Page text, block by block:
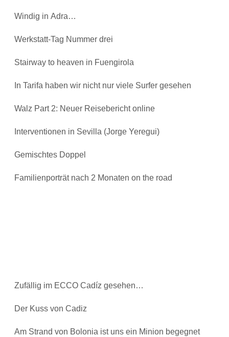
Windig in Adra…
Werkstatt-Tag Nummer drei
Stairway to heaven in Fuengirola
In Tarifa haben wir nicht nur viele Surfer gesehen
Walz Part 2: Neuer Reisebericht online
Interventionen in Sevilla (Jorge Yeregui)
Gemischtes Doppel
Familienporträt nach 2 Monaten on the road
Zufällig im ECCO Cadíz gesehen…
Der Kuss von Cadiz
Am Strand von Bolonia ist uns ein Minion begegnet